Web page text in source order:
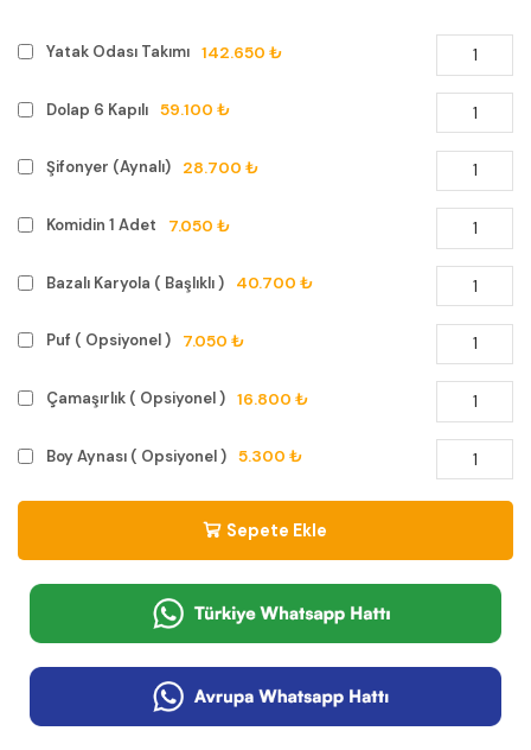
Yatak Odası Takımı 142.650 ₺
Dolap 6 Kapılı 59.100 ₺
Şifonyer (Aynalı) 28.700 ₺
Komidin 1 Adet 7.050 ₺
Bazalı Karyola ( Başlıklı ) 40.700 ₺
Puf ( Opsiyonel ) 7.050 ₺
Çamaşırlık ( Opsiyonel ) 16.800 ₺
Boy Aynası ( Opsiyonel ) 5.300 ₺
Sepete Ekle